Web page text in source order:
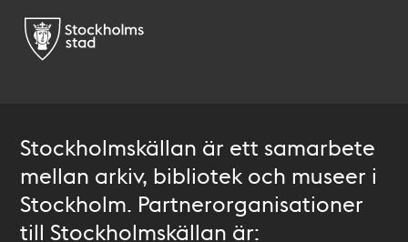
Stockholmskällan är ett samarbete
mellan arkiv, bibliotek och museer i
Stockholm. Partnerorganisationer
till Stockholmskällan är: